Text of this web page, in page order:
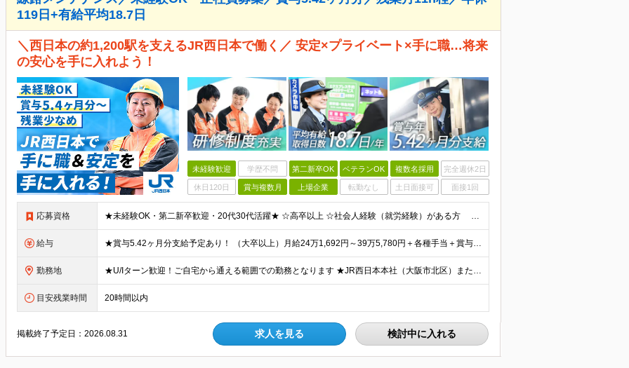
119日+有給平均18.7日
＼西日本の約1,200駅を支えるJR西日本で働く／ 安定×プライベート×手に職…将来
の安心を手に入れよう！
未経験歓迎 学歴不問 第二新卒OK ベテランOK 複数名採用 完全週休2日
休日120日 賞与複数月 上場企業 転勤なし 土日面接可 面接1回
応募資格 ★未経験OK・第二新卒歓迎・20代30代活躍★ ☆高卒以上 ☆社会人経験（就労経験）がある方 業界・ポジション・年数は不問です！ 「誰もが知る大手企業で働きたい」 「1人より、チームで仕事がした
給与 ★賞与5.42ヶ月分支給予定あり！ （大卒以上）月給24万1,692円～39万5,780円＋各種手当＋賞与2回 （高卒以上）月給22万2,662円～39万5,780円＋各種手当＋賞与2回 ※上記は2
勤務地 ★U/Iターン歓迎！ご自宅から通える範囲での勤務となります ★JR西日本本社（大阪市北区）または、当社事業エリア内（北陸から北九州まで）の各支社で勤務 ※関西に本社あり※ 〈近畿エリア〉 三重県（
目安残業時間 20時間以内
掲載終了予定日：2026.08.31 求人を見る 検討中に入れる